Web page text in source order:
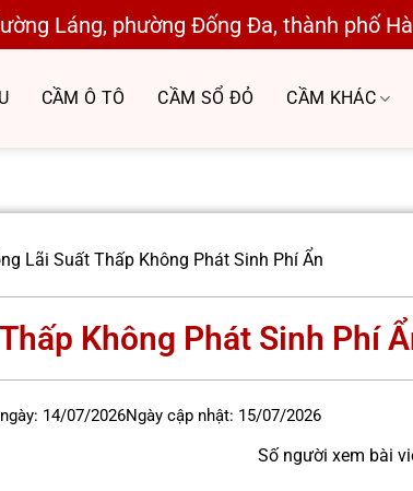
Láng, phường Đống Đa, thành phố
CẦM Ô TÔ CẦM SỔ ĐỎ CẦM KHÁC
Lãi Suất Thấp Không Phát Sinh Phí Ẩn
Không Phát Sinh Phí
14/07/2026Ngày cập nhật: 15/07/2026
Số người xem bài